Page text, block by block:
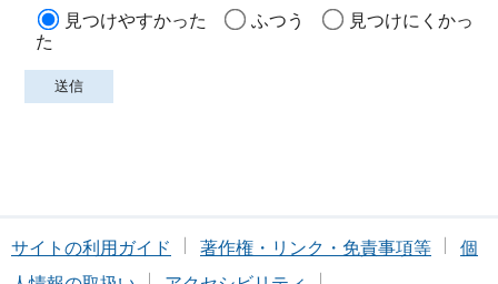
見つけやすかった
ふつう
見つけにくかっ
た
サイトの利用ガイド 著作権・リンク・免責事項等
個